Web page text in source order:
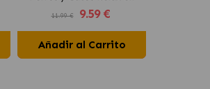
Colores Surtidos
11.99 € 9.59 €
Añadir al Carrito